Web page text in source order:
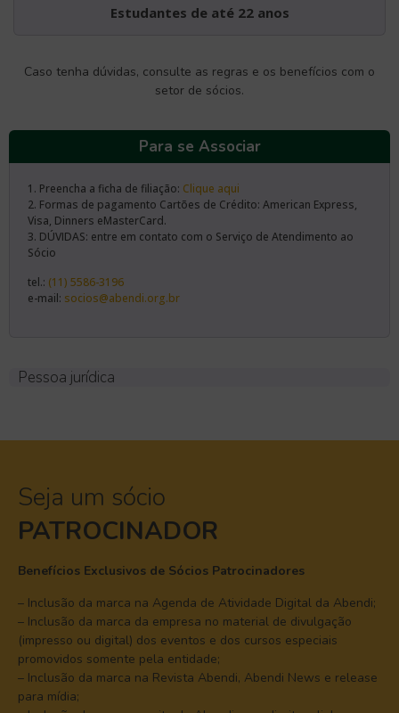
Estudantes de até 22 anos
Caso tenha dúvidas, consulte as regras e os benefícios com o
setor de sócios.
Para se Associar
1. Preencha a ficha de filiação: Clique aqui
2. Formas de pagamento Cartões de Crédito: American Express,
Visa, Dinners eMasterCard.
3. DÚVIDAS: entre em contato com o Serviço de Atendimento ao
Sócio
tel.: (11) 5586-3196
e-mail: socios@abendi.org.br
Pessoa jurídica
Seja um sócio
PATROCINADOR
Benefícios Exclusivos de Sócios Patrocinadores
– Inclusão da marca na Agenda de Atividade Digital da Abendi;
– Inclusão da marca da empresa no material de divulgação
(impresso ou digital) dos eventos e dos cursos especiais
promovidos somente pela entidade;
– Inclusão da marca na Revista Abendi, Abendi News e release
para mídia;